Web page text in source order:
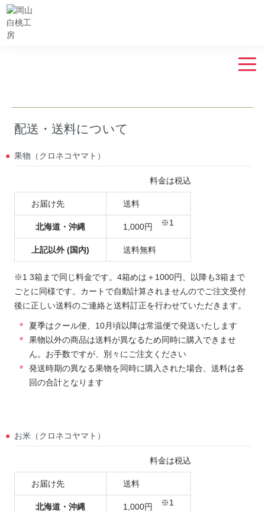
配送・送料について
果物（クロネコヤマト）
料金は税込
お届け先 送料
北海道・沖縄 1,000円 ※1
上記以外 (国内) 送料無料
※1 3箱まで同じ料金です。4箱めは＋1000円、以降も3箱まで
ごとに同様です。カートで自動計算されませんのでご注文受付
後に正しい送料のご連絡と送料訂正を行わせていただきます。
夏季はクール便、10月頃以降は常温便で発送いたします
果物以外の商品は送料が異なるため同時に購入できませ
ん。お手数ですが、別々にご注文ください
発送時期の異なる果物を同時に購入された場合、送料は各
回の合計となります
お米（クロネコヤマト）
料金は税込
お届け先 送料
北海道・沖縄 1,000円 ※1